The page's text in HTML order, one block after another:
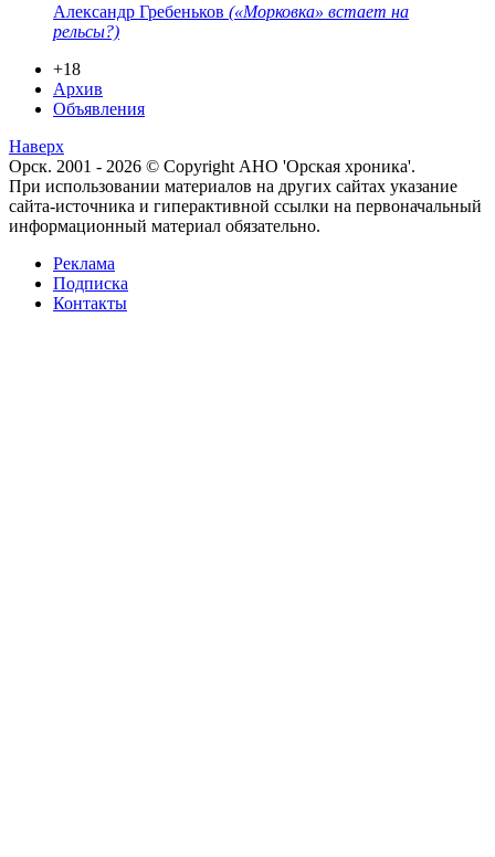
Александр Гребеньков («Морковка» встает на
рельсы?)
+18
Архив
Объявления
Наверх
Орск. 2001 - 2026 © Copyright АНО 'Орская хроника'.
При использовании материалов на других сайтах указание
сайта-источника и гиперактивной ссылки на первоначальный
информационный материал обязательно.
Реклама
Подписка
Контакты